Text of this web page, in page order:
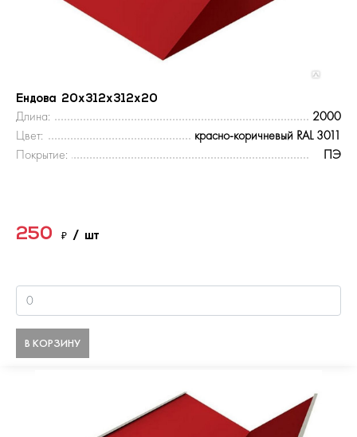
Ендова 20х312х312х20
Длина:
2000
Цвет:
красно-коричневый RAL 3011
Покрытие:
ПЭ
250 ₽ / шт
В КОРЗИНУ